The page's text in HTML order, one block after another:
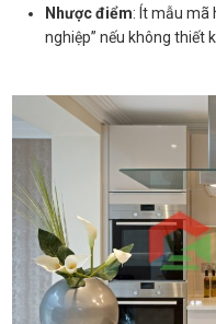
Nhược điểm: Ít mẫu mã
nghiệp” nếu không thiết